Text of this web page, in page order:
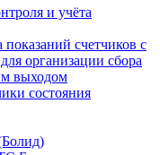
и учёта
счетчиков с
организации сбора
выходом
состояния